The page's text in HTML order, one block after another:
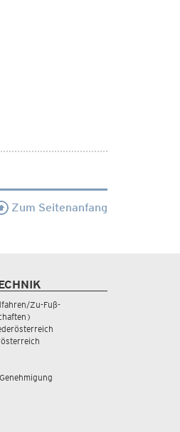
Zum Seitenanfang
Zu-Fuß-